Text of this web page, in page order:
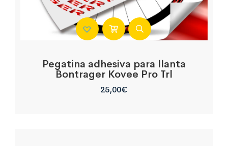
Pegatina adhesiva para llanta
Bontrager Kovee Pro Trl
25,00€